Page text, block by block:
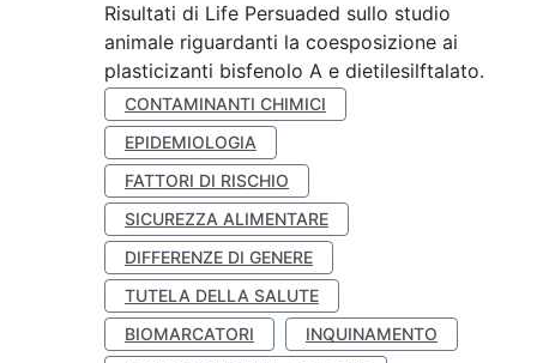
Risultati di Life Persuaded sullo studio
animale riguardanti la coesposizione ai
plasticizanti bisfenolo A e dietilesilftalato.
CONTAMINANTI CHIMICI
EPIDEMIOLOGIA
FATTORI DI RISCHIO
SICUREZZA ALIMENTARE
DIFFERENZE DI GENERE
TUTELA DELLA SALUTE
BIOMARCATORI
INQUINAMENTO